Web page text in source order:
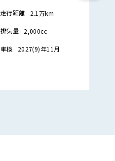
走行距離 2.1万km
排気量 2,000cc
車検 2027(9)年11月